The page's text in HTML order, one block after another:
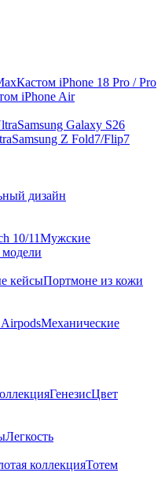
Кастом iPhone 18 Pro / Pro
iPhone Air
Samsung Galaxy S26
Samsung Z Fold7/Flip7
дизайн
10/11Мужские
кейсыПортмоне из кожи
Механические
ГенезисЦвет
Легкость
коллекцияТотем